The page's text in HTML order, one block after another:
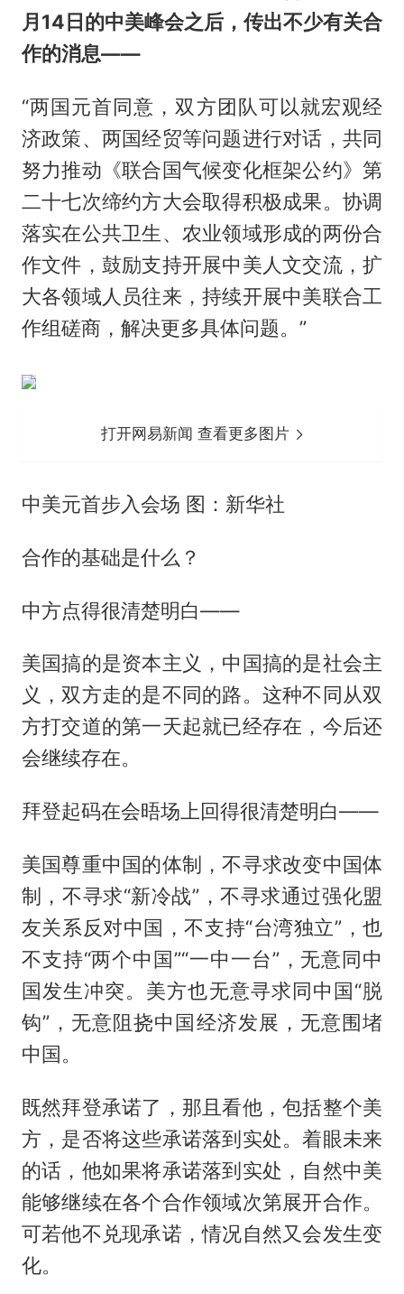
月14日的中美峰会之后，传出不少有关合
作的消息——
“两国元首同意，双方团队可以就宏观经
济政策、两国经贸等问题进行对话，共同
努力推动《联合国气候变化框架公约》第
二十七次缔约方大会取得积极成果。协调
落实在公共卫生、农业领域形成的两份合
作文件，鼓励支持开展中美人文交流，扩
大各领域人员往来，持续开展中美联合工
作组磋商，解决更多具体问题。”
打开网易新闻 查看更多图片
中美元首步入会场 图：新华社
合作的基础是什么？
中方点得很清楚明白——
美国搞的是资本主义，中国搞的是社会主
义，双方走的是不同的路。这种不同从双
方打交道的第一天起就已经存在，今后还
会继续存在。
拜登起码在会晤场上回得很清楚明白——
美国尊重中国的体制，不寻求改变中国体
制，不寻求“新冷战”，不寻求通过强化盟
友关系反对中国，不支持“台湾独立”，也
不支持“两个中国”“一中一台”，无意同中
国发生冲突。美方也无意寻求同中国“脱
钩”，无意阻挠中国经济发展，无意围堵
中国。
既然拜登承诺了，那且看他，包括整个美
方，是否将这些承诺落到实处。着眼未来
的话，他如果将承诺落到实处，自然中美
能够继续在各个合作领域次第展开合作。
可若他不兑现承诺，情况自然又会发生变
化。